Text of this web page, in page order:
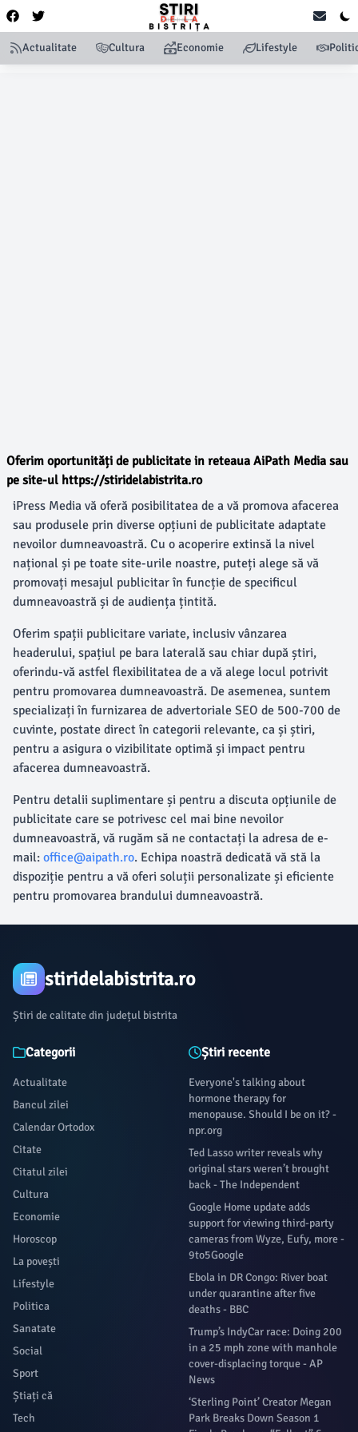
Actualitate Cultura Economie Lifestyle
Oferim oportunități de publicitate in reteaua AiPath Media sau
pe site-ul https://stiridelabistrita.ro
iPress Media vă oferă posibilitatea de a vă promova afacerea
sau produsele prin diverse opțiuni de publicitate adaptate
nevoilor dumneavoastră. Cu o acoperire extinsă la nivel
național și pe toate site-urile noastre, puteți alege să vă
promovați mesajul publicitar în funcție de specificul
dumneavoastră și de audiența țintită.
Oferim spații publicitare variate, inclusiv vânzarea
headerului, spațiul pe bara laterală sau chiar după știri,
oferindu-vă astfel flexibilitatea de a vă alege locul potrivit
pentru promovarea dumneavoastră. De asemenea, suntem
specializați în furnizarea de advertoriale SEO de 500-700 de
cuvinte, postate direct în categorii relevante, ca și știri,
pentru a asigura o vizibilitate optimă și impact pentru
afacerea dumneavoastră.
Pentru detalii suplimentare și pentru a discuta opțiunile de
publicitate care se potrivesc cel mai bine nevoilor
dumneavoastră, vă rugăm să ne contactați la adresa de e-
mail: office@aipath.ro. Echipa noastră dedicată vă stă la
dispoziție pentru a vă oferi soluții personalizate și eficiente
pentru promovarea brandului dumneavoastră.
stiridelabistrita.ro
Știri de calitate din județul bistrita
Categorii
Actualitate
Bancul zilei
Calendar Ortodox
Citate
Citatul zilei
Cultura
Economie
Horoscop
La povești
Lifestyle
Politica
Sanatate
Social
Sport
Știați că
Tech
Știri recente
Everyone's talking about
hormone therapy for
menopause. Should I be on it? -
npr.org
Ted Lasso writer reveals why
original stars weren’t brought
back - The Independent
Google Home update adds
support for viewing third-party
cameras from Wyze, Eufy, more -
9to5Google
Ebola in DR Congo: River boat
under quarantine after five
deaths - BBC
Trump’s IndyCar race: Doing 200
in a 25 mph zone with manhole
cover-displacing torque - AP
News
‘Sterling Point’ Creator Megan
Park Breaks Down Season 1